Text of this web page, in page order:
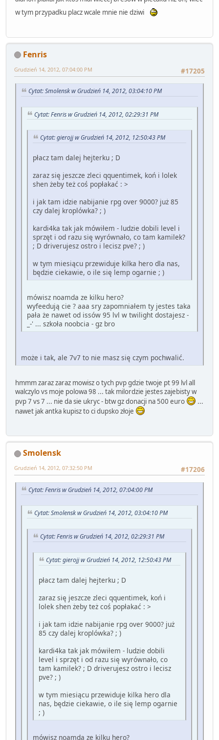
w tym przypadku placz wcale mnie nie dziwi
Fenris
#17205
Grudzień 14, 2012, 07:04:00 PM
Cytat: Smolensk w Grudzień 14, 2012, 03:04:10 PM
Cytat: Fenris w Grudzień 14, 2012, 02:29:31 PM
Cytat: gierojj w Grudzień 14, 2012, 12:50:43 PM
płacz tam dalej hejterku ; D
zaraz się jeszcze zleci qquentimek, koń i lolek
shen żeby też coś popłakać : >
i jak tam idzie nabijanie rpg over 9000? już 85
czy dalej kroplówka? ; )
kardi4ka tak jak mówiłem - ludzie dobili level i
sprzęt i od razu się wyrównało, co tam kamilek?
; D driverujesz ostro i lecisz pve? ; )
w tym miesiącu przewiduje kilka hero dla nas,
będzie ciekawie, o ile się lemp ogarnie ; )
mówisz noamda ze kilku hero?
wyfeedują cie ? aaa sry zapomniałem ty jestes taka
pała że nawet od issów 95 lvl w twilight dostajesz -
_-' ... szkoła noobcia - gz bro
może i tak, ale 7v7 to nie masz się czym pochwalić.
hmmm zaraz zaraz mowisz o tych pvp gdzie twoje pt 99 lvl all
walczylo vs moje polowa 98 ... tak milordzie jestes zajebisty w
pvp 7 vs 7 ... nie da sie ukryc - btw gz donacji na 500 euro
...
nawet jak antka kupisz to ci dupsko złoje
Smolensk
#17206
Grudzień 14, 2012, 07:32:50 PM
Cytat: Fenris w Grudzień 14, 2012, 07:04:00 PM
Cytat: Smolensk w Grudzień 14, 2012, 03:04:10 PM
Cytat: Fenris w Grudzień 14, 2012, 02:29:31 PM
Cytat: gierojj w Grudzień 14, 2012, 12:50:43 PM
płacz tam dalej hejterku ; D
zaraz się jeszcze zleci qquentimek, koń i
lolek shen żeby też coś popłakać : >
i jak tam idzie nabijanie rpg over 9000? już
85 czy dalej kroplówka? ; )
kardi4ka tak jak mówiłem - ludzie dobili
level i sprzęt i od razu się wyrównało, co
tam kamilek? ; D driverujesz ostro i lecisz
pve? ; )
w tym miesiącu przewiduje kilka hero dla
nas, będzie ciekawie, o ile się lemp ogarnie
; )
mówisz noamda ze kilku hero?